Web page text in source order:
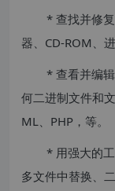
* 查找并修
器、CD-ROM、
* 查看并编
何二进制文件和
ML、PHP，等。
* 用强大的
多文件中替换、